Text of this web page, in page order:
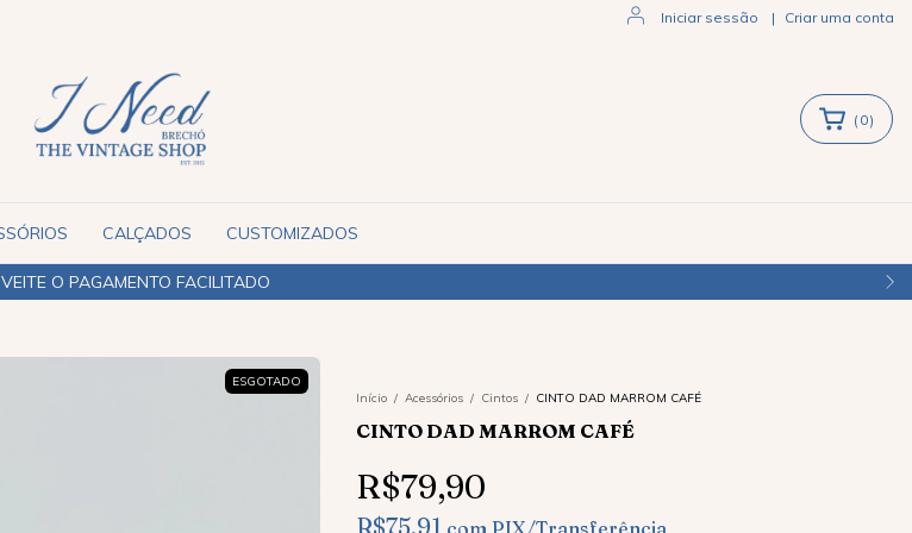
Iniciar sessão | Criar uma conta
O PAGAMENTO FACILITADO
( 0)
CALÇADOS CUSTOMIZADOS
ESGOTADO
Início / Acessórios / Cintos / CINTO DAD MARROM CAFÉ
CINTO DAD MARROM CAFÉ
R$79,90
R$75,91 com PIX/Transferência